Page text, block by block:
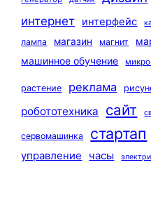
интернет интерфейс
лампа
магазин магнит
машинное обучение
растение реклама
робототехника сайт
сервомашинка стартап
управление часы